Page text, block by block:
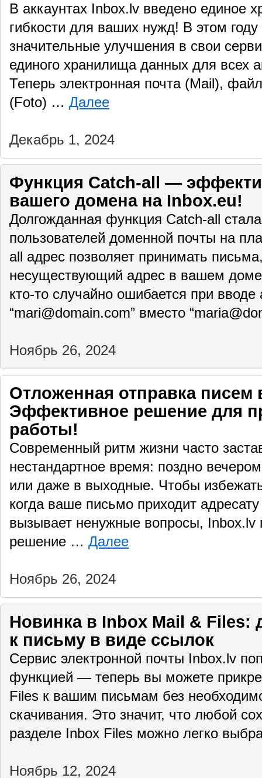
В аккаунтах Inbox.lv введено единое
гибкости для ваших нужд! В этом
значительные улучшения в свои
единого хранилища данных для всех
Теперь электронная почта (Mail),
(Foto) … Далее
Декабрь 1, 2024
Функция Catch-all —
вашего домена на Inbox.eu!
Долгожданная функция Catch-all
пользователей доменной почты на
all адрес позволяет принимать
несуществующий адрес в вашем
кто-то случайно ошибается при
“mari@domain.com” вместо
Ноябрь 26, 2024
Отложенная отправка писем
Эффективное решение для
работы!
Современный ритм жизни часто
нестандартное время: поздно
или даже в выходные. Чтобы
когда ваше письмо приходит
вызывает ненужные вопросы, Inbox.lv
решение … Далее
Ноябрь 26, 2024
Новинка в Inbox Mail & Files:
к письму в виде ссылок
Сервис электронной почты Inbox.lv
функцией — теперь вы можете
Files к вашим письмам без
скачивания. Это значит, что любой
разделе Inbox Files можно легко
Ноябрь 12, 2024